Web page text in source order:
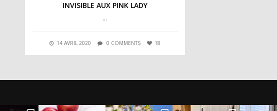
INVISIBLE AUX PINK LADY
…
14 AVRIL 2020 0 COMMENTS 18